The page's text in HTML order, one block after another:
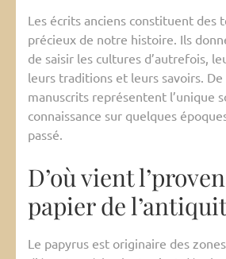
Les écrits anciens constituent des
précieux de notre histoire. Ils
de saisir les cultures d’autrefois,
leurs traditions et leurs savoirs.
manuscrits représentent l’unique
connaissance sur quelques
passé.
D’où vient
papier de
Le papyrus est originaire des